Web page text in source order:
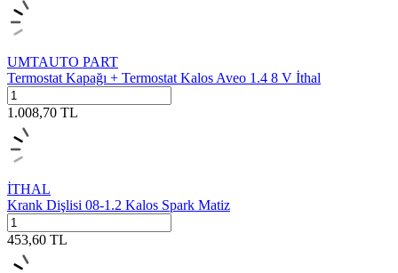
UMTAUTO PART
Termostat Kapağı + Termostat Kalos Aveo 1.4 8 V İthal
1.008,70 TL
İTHAL
Krank Dişlisi 08-1.2 Kalos Spark Matiz
453,60 TL